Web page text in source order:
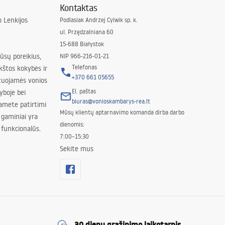
Lenkijos
poreikius,
kokybės ir
vonios
bei
patirtimi
yra
Kontaktas
Podlasiak Andrzej Cylwik sp. k.
ul. Przędzalniana 60
15-688 Białystok
NIP 966-216-01-21
Telefonas
+370 661 05655
El. paštas
biuras@vonioskambarys-rea.lt
Mūsų klientų aptarnavimo komanda dirba darbo
dienomis:
7:00–15:30
Sekite mus